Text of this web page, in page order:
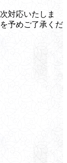
対応いたしま
予めご了承くだ